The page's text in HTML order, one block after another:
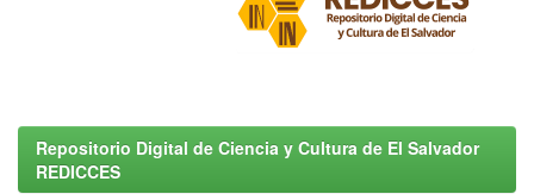
Repositorio Digital de Ciencia y Cultura de El Salvador
REDICCES